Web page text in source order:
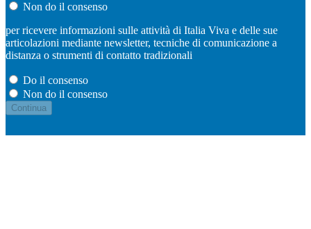
Non do il consenso
per ricevere informazioni sulle attività di Italia Viva e delle sue
articolazioni mediante newsletter, tecniche di comunicazione a
distanza o strumenti di contatto tradizionali
Do il consenso
Non do il consenso